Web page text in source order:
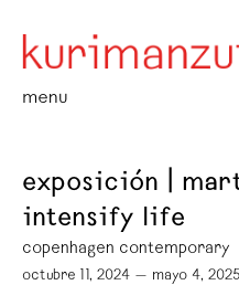
menu
exposición |
intensify life
copenhagen contemporary
octubre 11, 2024 — mayo 4, 2025